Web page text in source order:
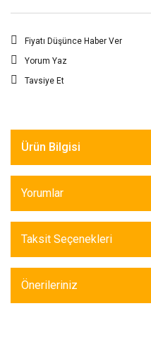
Fiyatı Düşünce Haber Ver
Yorum Yaz
Tavsiye Et
Ürün Bilgisi
Yorumlar
Taksit Seçenekleri
Önerileriniz